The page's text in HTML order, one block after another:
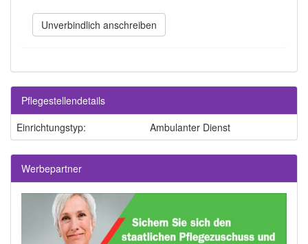
Unverbindlich anschreiben
Pflegestellendetails
Einrichtungstyp:
Ambulanter Dienst
Werbepartner